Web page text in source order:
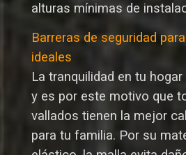
alturas mínimas de
Barreras de seguridad
ideales
La tranquilidad en tu
y es por este motivo que
vallados tienen la mejor
para tu familia. Por su